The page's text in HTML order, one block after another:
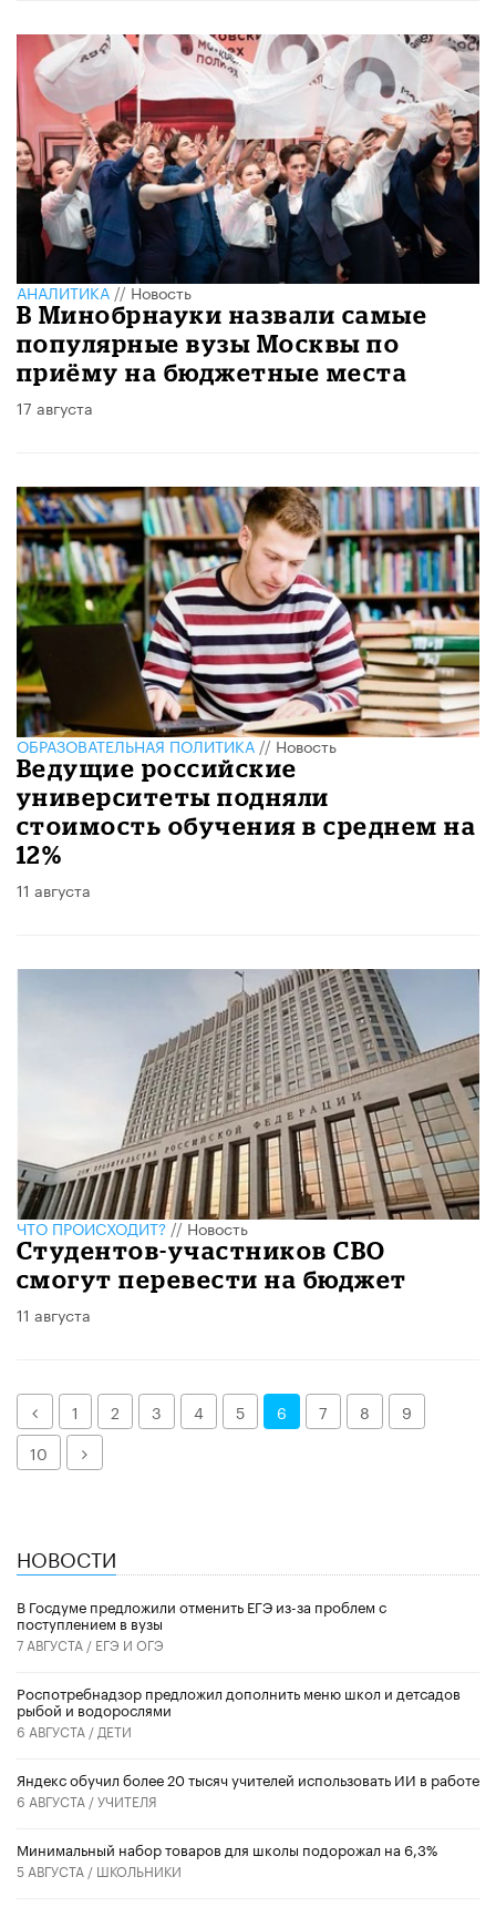
АНАЛИТИКА//Новость
В Минобрнауки назвали самые
популярные вузы Москвы по
приёму на бюджетные места
17 августа
ОБРАЗОВАТЕЛЬНАЯ ПОЛИТИКА//Новость
Ведущие российские
университеты подняли
стоимость обучения в среднем на
12%
11 августа
ЧТО ПРОИСХОДИТ?//Новость
Студентов-участников СВО
смогут перевести на бюджет
11 августа
Назад1 2 3 4 5 6 7 8
9
10
Далее
НОВОСТИ
В Госдуме предложили отменить ЕГЭ из-за проблем с
поступлением в вузы
7 АВГУСТА / ЕГЭ И ОГЭ
Роспотребнадзор предложил дополнить меню школ и детсадов
рыбой и водорослями
6 АВГУСТА / ДЕТИ
​Яндекс обучил более 20 тысяч учителей использовать ИИ в работе
6 АВГУСТА /УЧИТЕЛЯ
Минимальный набор товаров для школы подорожал на 6,3%
5 АВГУСТА / ШКОЛЬНИКИ